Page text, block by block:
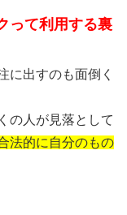
って利用する裏
に出すのも面倒く
の人が見落として
法的に自分のもの